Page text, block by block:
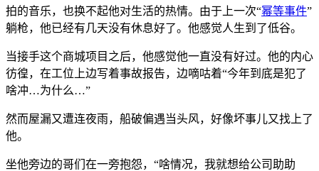
拍的音乐，也换不起他对生活的热情。由于上一次“幂等事件”
躺枪，他已经有几天没有休息好了。他感觉人生到了低谷。
当接手这个商城项目之后，他感觉他一直没有好过。他的内心
彷徨，在工位上边写着事故报告，边嘀咕着“今年到底是犯了
啥冲…为什么…”
然而屋漏又遭连夜雨，船破偏遇当头风，好像坏事儿又找上了
他。
坐他旁边的哥们在一旁抱怨，“啥情况，我就想给公司助助